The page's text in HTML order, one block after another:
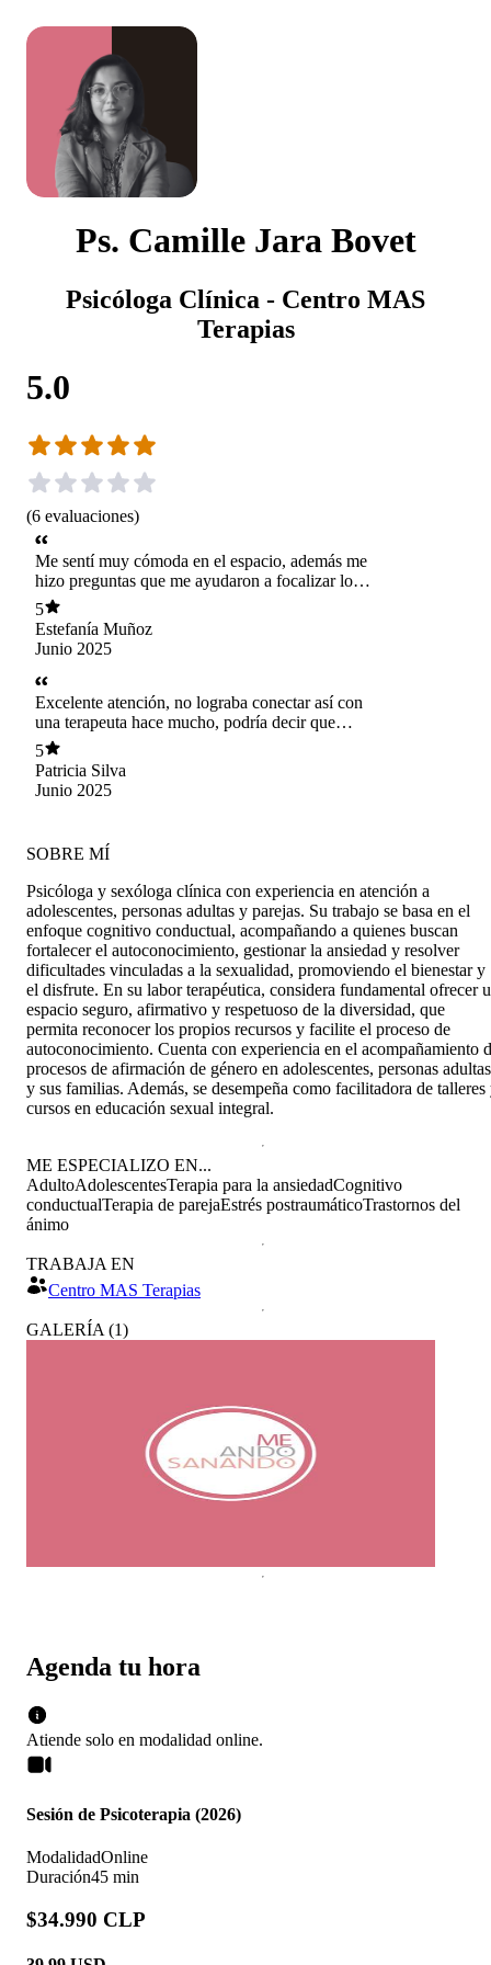
Ps. Camille Jara Bovet
Psicóloga Clínica - Centro MAS
Terapias
5.0
(6 evaluaciones)
Me sentí muy cómoda en el espacio, además me
hizo preguntas que me ayudaron a focalizar lo
que necesitaba comunicar.
5
Estefanía Muñoz
Junio 2025
Excelente atención, no lograba conectar así con
una terapeuta hace mucho, podría decir que
nunca. Se pasaron.
5
Patricia Silva
Junio 2025
Agenda tu hora
Atiende solo en modalidad online.
Sesión de Psicoterapia (2026)
ModalidadOnline
Duración45 min
$34.990 CLP
SOBRE MÍ
Psicóloga y sexóloga clínica con experiencia en atención a
adolescentes, personas adultas y parejas. Su trabajo se basa en el
enfoque cognitivo conductual, acompañando a quienes buscan
fortalecer el autoconocimiento, gestionar la ansiedad y resolver
dificultades vinculadas a la sexualidad, promoviendo el bienestar y
el disfrute. En su labor terapéutica, considera fundamental ofrecer
espacio seguro, afirmativo y respetuoso de la diversidad, que
permita reconocer los propios recursos y facilite el proceso de
autoconocimiento. Cuenta con experiencia en el acompañamiento
procesos de afirmación de género en adolescentes, personas adultas
y sus familias. Además, se desempeña como facilitadora de talleres
cursos en educación sexual integral.
ME ESPECIALIZO EN...
AdultoAdolescentesTerapia para la ansiedadCognitivo
conductualTerapia de parejaEstrés postraumáticoTrastornos del
ánimo
TRABAJA EN
Centro MAS Terapias
GALERÍA (1)